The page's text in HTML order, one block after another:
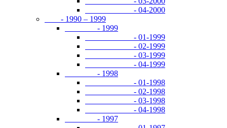
- 04-2000
- 1990 – 1999
- 1999
- 01-1999
- 02-1999
- 03-1999
- 04-1999
- 1998
- 01-1998
- 02-1998
- 03-1998
- 04-1998
- 1997